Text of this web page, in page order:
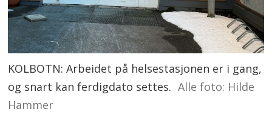
KOLBOTN: Arbeidet på helsestasjonen er i gang,
og snart kan ferdigdato settes. Alle foto: Hilde
Hammer